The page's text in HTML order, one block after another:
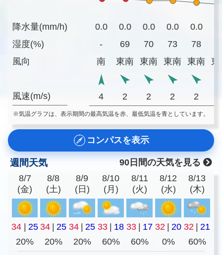
降水量(mm/h)
湿度(%)
風向
風速(m/s)
0.0 0.0 0.0 0.0 0.0
-
69 70 73 78
南
東南 東南 東南 東南 東
4 2 2 2 2
※気温グラフは、表示期間の最高気温を赤、最低気温を青としています。
コンパスを表示
週間天気
90日間の天気を見る
8/7
(金)
8/8
(土)
8/9
(日)
8/10
(月)
8/11
(火)
8/12
(水)
8/13
(木)
34 | 25 34 | 25 34 | 25 33 | 18 33 | 17 32 | 20 32 | 21
20%
20% 20% 60% 60% 0% 60%